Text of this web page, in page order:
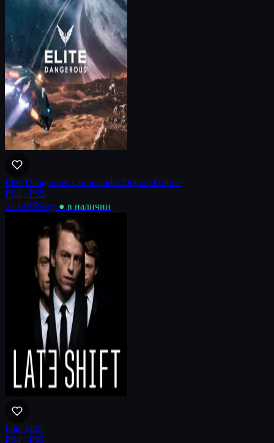
Elite Dangerous: Commander Deluxe Edition
PS4 · PS5
от 149 ₽/нед ● в наличии
Late Shift
PS4 · PS5